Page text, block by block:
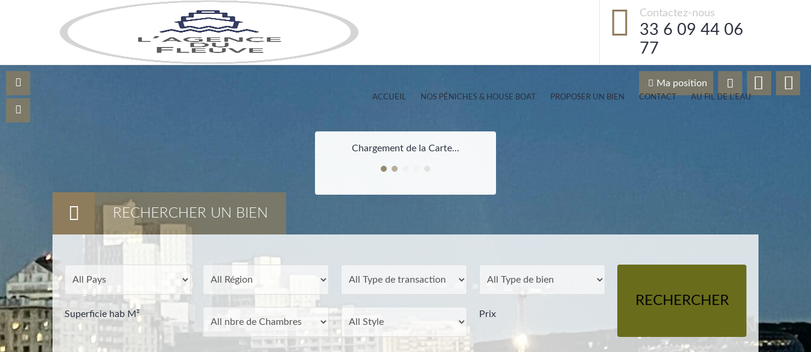
Contactez-nous
33 6 09 44 06
77
ACCUEIL NOS PÉNICHES & HOUSE BOAT PROPOSER UN BIEN CONTACT AU FIL DE L’EAU
Ma position
Chargement de la Carte…
RECHERCHER UN BIEN
Superficie hab M² Prix
RECHERCHER